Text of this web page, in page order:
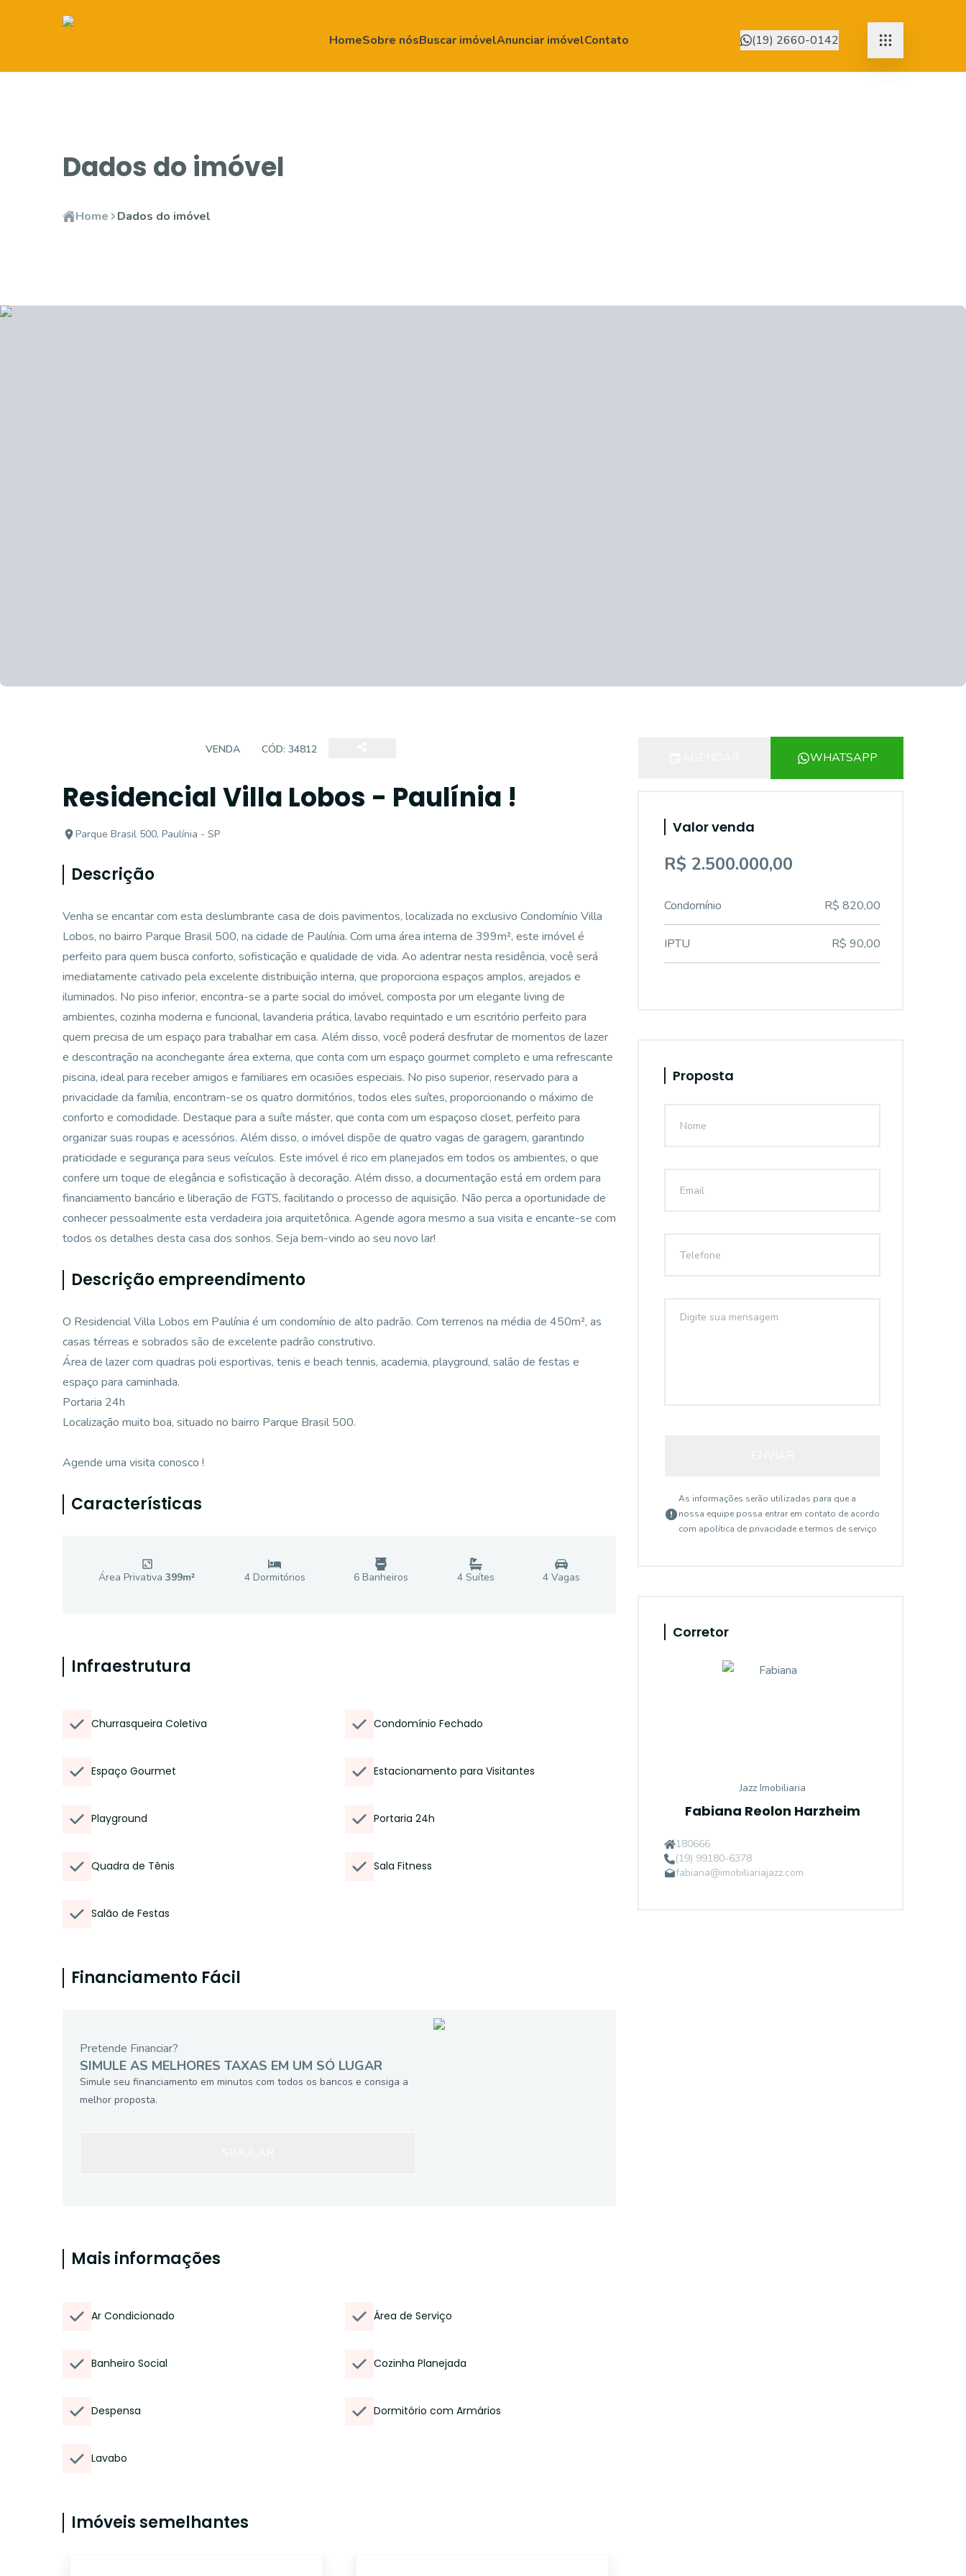
HomeSobre nósBuscar imóvelAnunciar imóvelContato (19) 2660-0142
Dados do imóvel
Home Dados do imóvel
VENDA CÓD: 34812
Residencial Villa Lobos - Paulínia !
Parque Brasil 500, Paulínia - SP
Descrição
Venha se encantar com esta deslumbrante casa de dois pavimentos, localizada no exclusivo Condomínio Villa
Lobos, no bairro Parque Brasil 500, na cidade de Paulínia. Com uma área interna de 399m², este imóvel é
perfeito para quem busca conforto, sofisticação e qualidade de vida. Ao adentrar nesta residência, você será
imediatamente cativado pela excelente distribuição interna, que proporciona espaços amplos, arejados e
iluminados. No piso inferior, encontra-se a parte social do imóvel, composta por um elegante living de
ambientes, cozinha moderna e funcional, lavanderia prática, lavabo requintado e um escritório perfeito para
quem precisa de um espaço para trabalhar em casa. Além disso, você poderá desfrutar de momentos de lazer
e descontração na aconchegante área externa, que conta com um espaço gourmet completo e uma refrescante
piscina, ideal para receber amigos e familiares em ocasiões especiais. No piso superior, reservado para a
privacidade da família, encontram-se os quatro dormitórios, todos eles suítes, proporcionando o máximo de
conforto e comodidade. Destaque para a suíte máster, que conta com um espaçoso closet, perfeito para
organizar suas roupas e acessórios. Além disso, o imóvel dispõe de quatro vagas de garagem, garantindo
praticidade e segurança para seus veículos. Este imóvel é rico em planejados em todos os ambientes, o que
confere um toque de elegância e sofisticação à decoração. Além disso, a documentação está em ordem para
financiamento bancário e liberação de FGTS, facilitando o processo de aquisição. Não perca a oportunidade de
conhecer pessoalmente esta verdadeira joia arquitetônica. Agende agora mesmo a sua visita e encante-se com
todos os detalhes desta casa dos sonhos. Seja bem-vindo ao seu novo lar!
Descrição empreendimento
O Residencial Villa Lobos em Paulínia é um condomínio de alto padrão. Com terrenos na média de 450m², as
casas térreas e sobrados são de excelente padrão construtivo.
Área de lazer com quadras poli esportivas, tenis e beach tennis, academia, playground, salão de festas e
espaço para caminhada.
Portaria 24h
Localização muito boa, situado no bairro Parque Brasil 500.
Agende uma visita conosco !
Características
Área Privativa 399m² 4Dormitórios 6 Banheiros 4Suítes 4 Vagas
Infraestrutura
Churrasqueira Coletiva Condomínio Fechado
Espaço Gourmet Estacionamento para Visitantes
Playground Portaria 24h
Quadra de Tênis Sala Fitness
Salão de Festas
Financiamento Fácil
Pretende Financiar?
SIMULE AS MELHORES TAXAS EM UM SÓ LUGAR
Simule seu financiamento em minutos com todos os bancos e consiga a
melhor proposta.
Mais informações
Ar Condicionado Área de Serviço
Banheiro Social Cozinha Planejada
Despensa Dormitório com Armários
Lavabo
Imóveis semelhantes
WHATSAPP
Valor venda
R$ 2.500.000,00
Condomínio R$ 820,00
IPTU R$ 90,00
Proposta
As informações serão utilizadas para que a
nossa equipe possa entrar em contato de acordo
com apolítica de privacidade e termos de serviço
Corretor
Jazz Imobiliaria
Fabiana Reolon Harzheim
180666
(19) 99180-6378
fabiana@imobiliariajazz.com